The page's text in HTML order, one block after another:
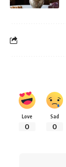
Love
0
Sad
0